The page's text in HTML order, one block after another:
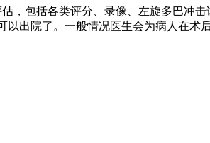
，包括各类评分、录像、左旋多巴冲
出院了。一般情况医生会为病人在术